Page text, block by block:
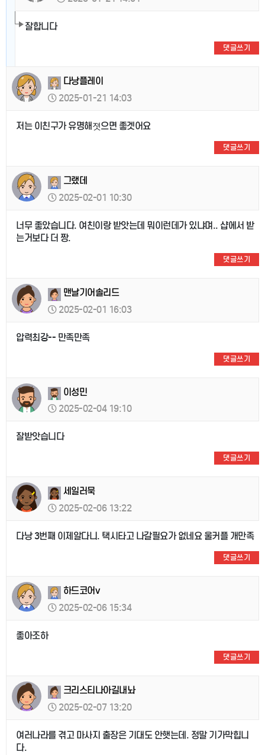
잘합니다
댓글쓰기
다낭플레이
2025-01-21 14:03
저는 이친구가 유명해졋으면 좋겟어요
댓글쓰기
그랬데
2025-02-01 10:30
너무 좋았습니다. 여친이랑 받앗는데 뭐이런데가 있냐며.. 샵에서 받
는거보다 더 짱.
댓글쓰기
맨날기어솔리드
2025-02-01 16:03
압력최강-- 만족만족
댓글쓰기
이성민
2025-02-04 19:10
잘받앗습니다
댓글쓰기
세일러묵
2025-02-06 13:22
다낭 3번째 이제알다니. 택시타고 나갈필요가 없네요 울커플 개만족
댓글쓰기
하드코어v
2025-02-06 15:34
좋아조하
댓글쓰기
크리스티나아길내놔
2025-02-07 13:20
여러나라를 겪고 마사지 출장은 기대도 안햇는데. 정말 기가막힙니
다.